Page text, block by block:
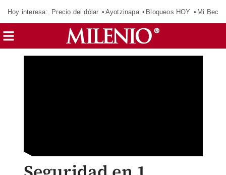
Hoy interesa: Precio del dólar Ayotzinapa Bloqueos HOY Mi Beca